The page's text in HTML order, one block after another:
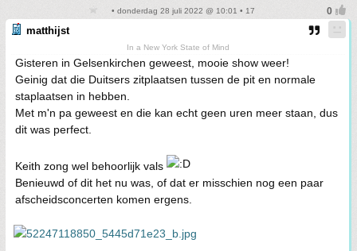
• donderdag 28 juli 2022 @ 10:01 • 17
matthijst
In a New York State of Mind
Gisteren in Gelsenkirchen geweest, mooie show weer!
Geinig dat die Duitsers zitplaatsen tussen de pit en normale
staplaatsen in hebben.
Met m'n pa geweest en die kan echt geen uren meer staan, dus
dit was perfect.
Keith zong wel behoorlijk vals
Benieuwd of dit het nu was, of dat er misschien nog een paar
afscheidsconcerten komen ergens.